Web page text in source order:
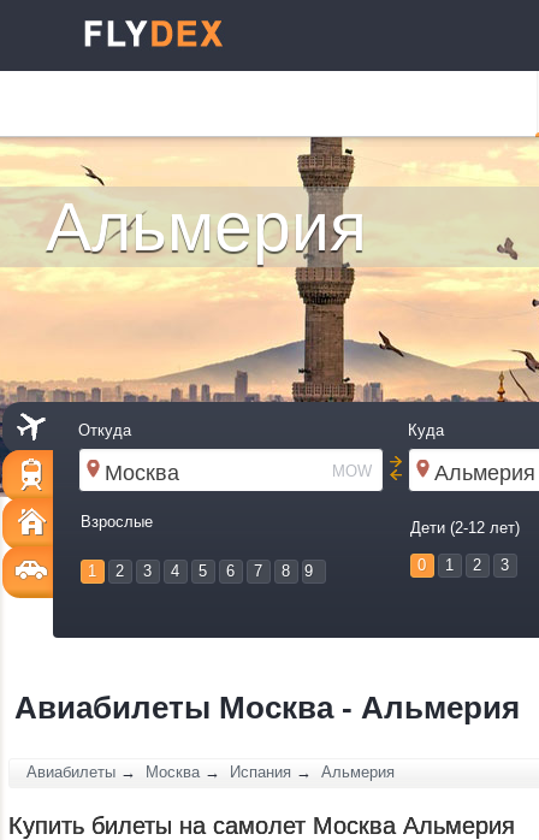
Альмерия
Откуда Куда
MOW
Взрослые
1 2 3 4 5 6 7 8 9
Дети (2-12 лет)
0 1 2 3
Авиабилеты Москва - Альмерия
Авиабилеты → Москва → Испания → Альмерия
Купить билеты на самолет Москва Альмерия